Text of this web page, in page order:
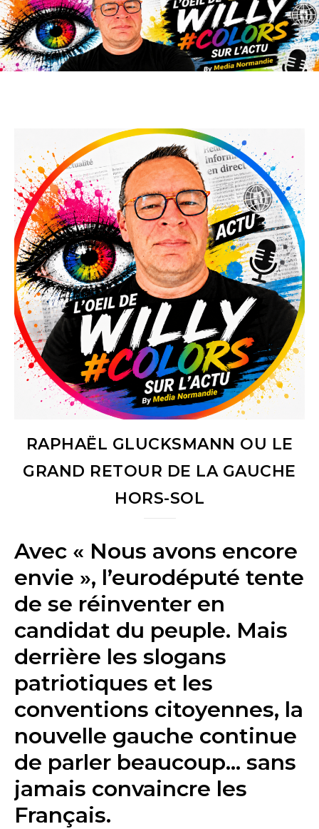
RAPHAËL GLUCKSMANN OU LE
GRAND RETOUR DE LA GAUCHE
HORS-SOL
Avec « Nous avons encore
envie », l’eurodéputé tente
de se réinventer en
candidat du peuple. Mais
derrière les slogans
patriotiques et les
conventions citoyennes, la
nouvelle gauche continue
de parler beaucoup… sans
jamais convaincre les
Français.